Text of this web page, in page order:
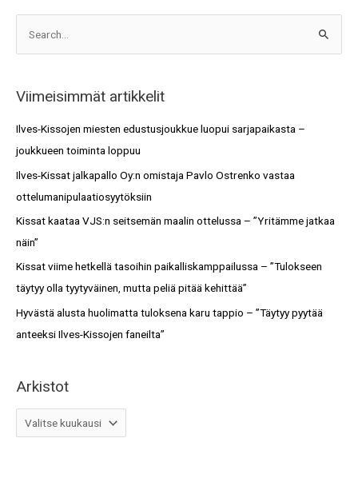
r
c
h
Viimeisimmät artikkelit
Ilves-Kissojen miesten edustusjoukkue luopui sarjapaikasta –
joukkueen toiminta loppuu
Ilves-Kissat jalkapallo Oy:n omistaja Pavlo Ostrenko vastaa
ottelumanipulaatiosyytöksiin
Kissat kaataa VJS:n seitsemän maalin ottelussa – ”Yritämme jatkaa
näin”
Kissat viime hetkellä tasoihin paikalliskamppailussa – ”Tulokseen
täytyy olla tyytyväinen, mutta peliä pitää kehittää”
Hyvästä alusta huolimatta tuloksena karu tappio – ”Täytyy pyytää
anteeksi Ilves-Kissojen faneilta”
Arkistot
i
t
o
t